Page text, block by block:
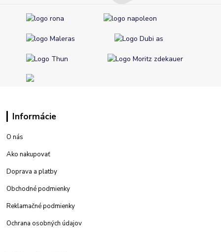
Informácie
O nás
Ako nakupovať
Doprava a platby
Obchodné podmienky
Reklamačné podmienky
Ochrana osobných údajov